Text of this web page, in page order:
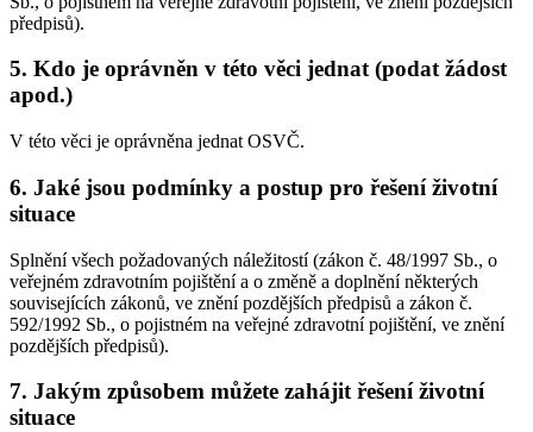
předpisů).
5. Kdo je oprávněn v této věci jednat (podat žádost
apod.)
V této věci je oprávněna jednat OSVČ.
6. Jaké jsou podmínky a postup pro řešení životní
situace
Splnění všech požadovaných náležitostí (zákon č. 48/1997 Sb., o
veřejném zdravotním pojištění a o změně a doplnění některých
souvisejících zákonů, ve znění pozdějších předpisů a zákon č.
592/1992 Sb., o pojistném na veřejné zdravotní pojištění, ve znění
pozdějších předpisů).
7. Jakým způsobem můžete zahájit řešení životní
situace